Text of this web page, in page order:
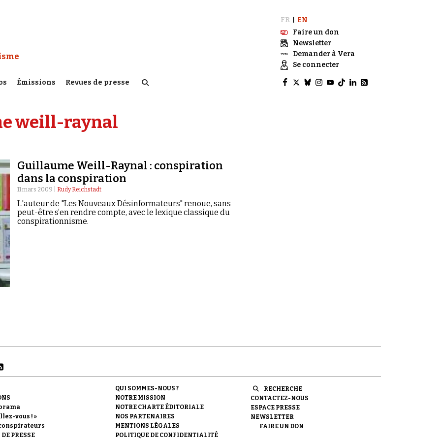
:
Émissions Revues de presse
FR
EN
Faire un don
Newsletter
Demander à Vera
Se connecter
weill-raynal
Guillaume Weill-Raynal : conspiration
dans la conspiration
11 mars 2009 | Rudy Reichstadt
L'auteur de "Les Nouveaux Désinformateurs" renoue, sans
peut-être s’en rendre compte, avec le lexique classique du
conspirationnisme.
vous ! »
PRESSE
QUI SOMMES-NOUS ?
NOTRE MISSION
NOTRE CHARTE ÉDITORIALE
NOS PARTENAIRES
MENTIONS LÉGALES
POLITIQUE DE CONFIDENTIALITÉ
RECHERCHE
CONTACTEZ-NOUS
ESPACE PRESSE
NEWSLETTER
FAIRE UN DON